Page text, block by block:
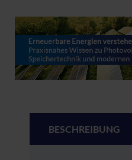
BESCHREIBUNG